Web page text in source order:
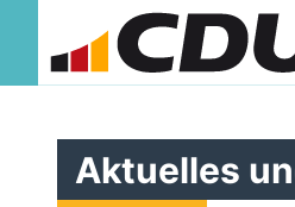
Aktuelles